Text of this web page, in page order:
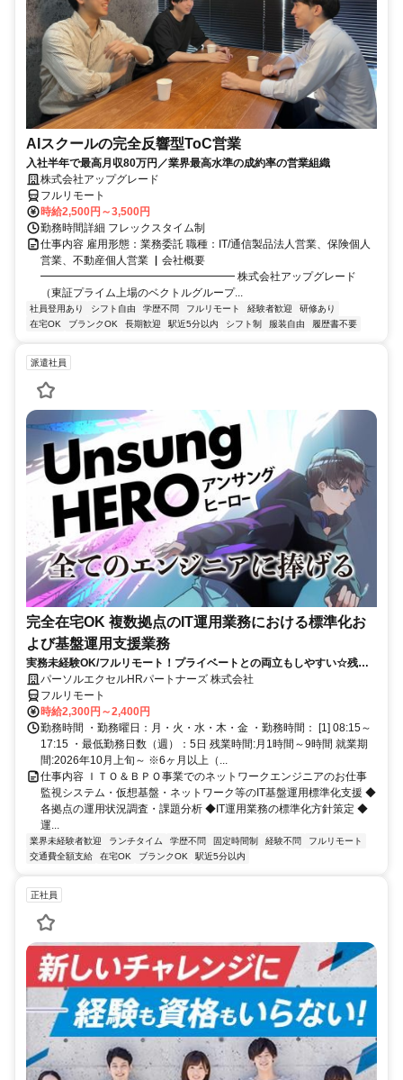
AIスクールの完全反響型ToC営業
入社半年で最高月収80万円／業界最高水準の成約率の営業組織
株式会社アップグレード
フルリモート
時給2,500円～3,500円
勤務時間詳細 フレックスタイム制
仕事内容 雇用形態：業務委託 職種：IT/通信製品法人営業、保険個人
営業、不動産個人営業 ▏会社概要
━━━━━━━━━━━━━━━━━━ 株式会社アップグレード
（東証プライム上場のベクトルグループ...
社員登用あり シフト自由 学歴不問 フルリモート 経験者歓迎
研修あり
在宅OK
ブランクOK 長期歓迎 駅近5分以内 シフト制 服装自由 履歴書不要
派遣社員
完全在宅OK 複数拠点のIT運用業務における標準化お
よび基盤運用支援業務
実務未経験OK/フルリモート！プライベートとの両立もしやすい☆残業
ちょっと♪
パーソルエクセルHRパートナーズ 株式会社
フルリモート
時給2,300円～2,400円
勤務時間 ・勤務曜日：月・火・水・木・金 ・勤務時間： [1] 08:15～
17:15 ・最低勤務日数（週）：5日 残業時間:月1時間～9時間 就業期
間:2026年10月上旬～ ※6ヶ月以上（...
仕事内容 ＩＴＯ＆ＢＰＯ事業でのネットワークエンジニアのお仕事
監視システム・仮想基盤・ネットワーク等のIT基盤運用標準化支援 ◆
各拠点の運用状況調査・課題分析 ◆IT運用業務の標準化方針策定 ◆
運...
業界未経験者歓迎 ランチタイム 学歴不問 固定時間制 経験不問
フルリモート
交通費全額支給
在宅OK ブランクOK 駅近5分以内
正社員